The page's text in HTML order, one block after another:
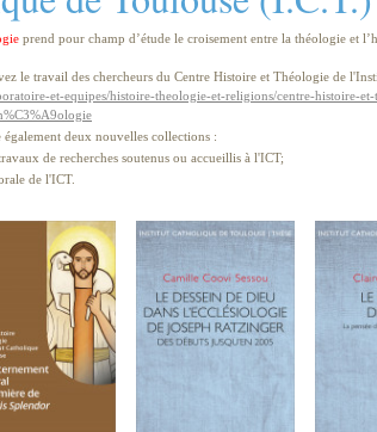
prend pour champ d’étude le croisement entre la théologie et
le travail des chercheurs du Centre Histoire et Théologie de
et-equipes/histoire-theologie-et-religions/centre-histoire-
deux nouvelles collections :
de recherches soutenus ou accueillis à l'ICT;
de l'ICT.